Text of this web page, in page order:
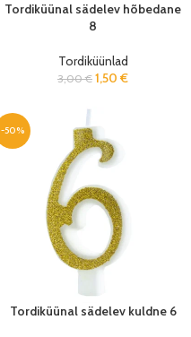
Tordiküünal sädelev hõbedane
8
Tordiküünlad
3,00€ 1,50 €
-50%
Tordiküünal sädelev kuldne 6